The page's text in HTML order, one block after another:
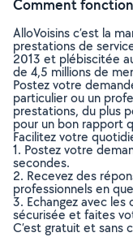
Comment
AlloVoisins c’est la
prestations de
2013 et plébiscitée
de 4,5 millions de
Postez votre
particulier ou un
prestations, du plus
pour un bon rapport
Facilitez votre
1. Postez votre
secondes.
2. Recevez des
professionnels en
3. Echangez avec
sécurisée et faites
C’est gratuit et sans